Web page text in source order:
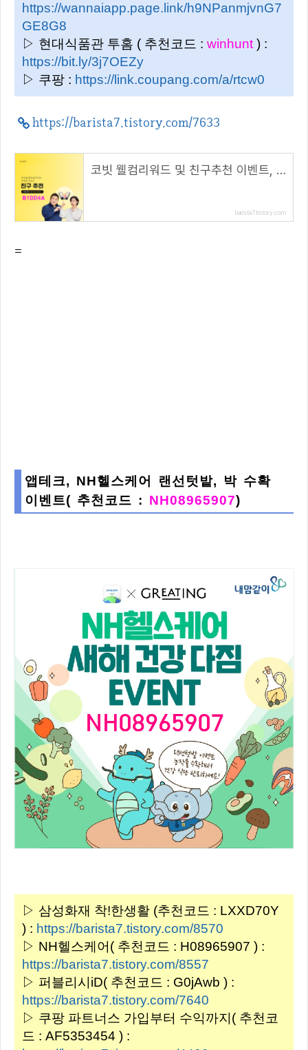
https://wannaiapp.page.link/h9NPanmjvnG7
GE8G8
▷ 현대식품관 투홈 ( 추천코드 : winhunt ) :
https://bit.ly/3j7OEZy
▷ 쿠팡 : https://link.coupang.com/a/rtcw0
https://barista7.tistory.com/7633
코빗 웰컴리워드 및 친구추천 이벤트, 리워드 5000원!( 추천 코드 : B1DD4A )
barista7.tistory.com
=
앱테크, NH헬스케어 랜선텃밭, 박 수확
이벤트( 추천코드 : NH08965907)
▷ 삼성화재 착!한생활 (추천코드 : LXXD70Y
) : https://barista7.tistory.com/8570
▷ NH헬스케어( 추천코드 : H08965907 ) :
https://barista7.tistory.com/8557
▷ 퍼블리시iD( 추천코드 : G0jAwb ) :
https://barista7.tistory.com/7640
▷ 쿠팡 파트너스 가입부터 수익까지( 추천코
드 : AF5353454 ) :